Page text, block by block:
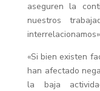
aseguren la
nuestros
«Si bien existen
han afectado
la baja